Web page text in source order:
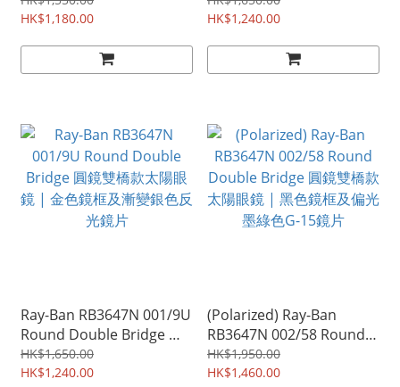
框及漸變啡色鏡片
HK$1,180.00
框及漸變粉紅色反光鏡片
HK$1,240.00
Ray-Ban RB3647N 001/9U
Round Double Bridge 圓
鏡雙橋款太陽眼鏡 | 金色鏡
框及漸變銀色反光鏡片
HK$1,650.00
HK$1,240.00
(Polarized) Ray-Ban
RB3647N 002/58 Round
Double Bridge 圓鏡雙橋款
太陽眼鏡 | 黑色鏡框及偏光
HK$1,950.00
HK$1,460.00